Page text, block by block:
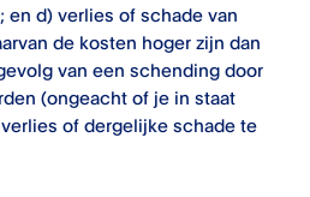
en d) verlies of schade van
de kosten hoger zijn dan
van een schending door
(ongeacht of je in staat
of dergelijke schade te